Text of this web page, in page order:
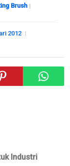
Brush
2012
Industri